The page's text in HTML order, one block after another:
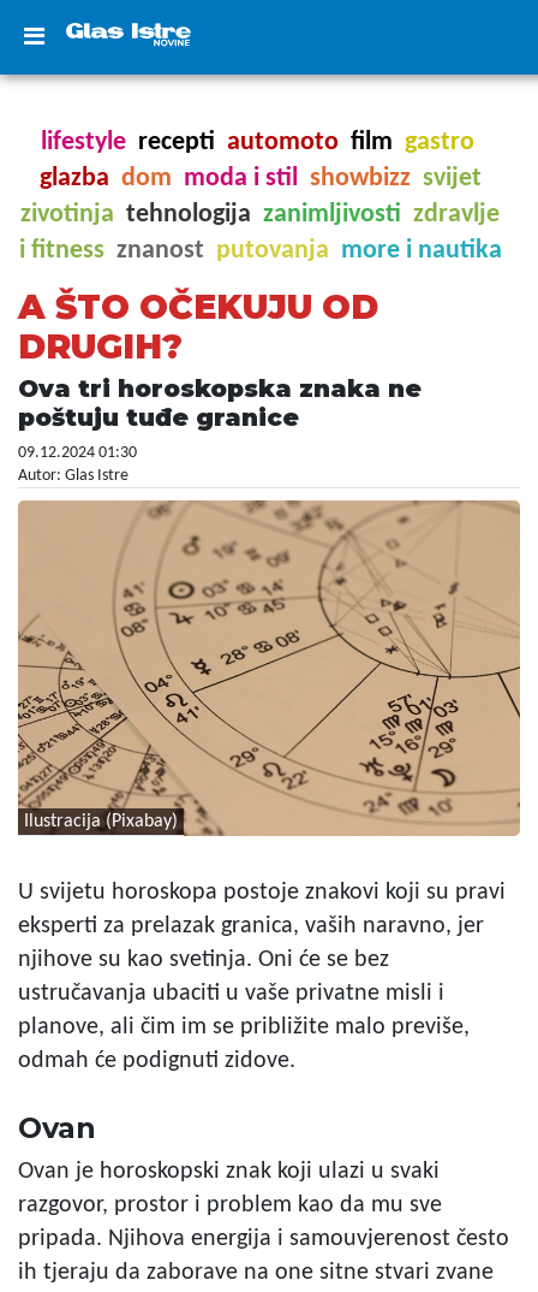
lifestyle recepti automoto film gastro
glazba dom moda i stil showbizz svijet
zivotinja tehnologija zanimljivosti zdravlje
i fitness znanost putovanja more i nautika
A ŠTO OČEKUJU OD
DRUGIH?
Ova tri horoskopska znaka ne
poštuju tuđe granice
09.12.2024 01:30
Autor: Glas Istre
Ilustracija (Pixabay)
U svijetu horoskopa postoje znakovi koji su pravi
eksperti za prelazak granica, vaših naravno, jer
njihove su kao svetinja. Oni će se bez
ustručavanja ubaciti u vaše privatne misli i
planove, ali čim im se približite malo previše,
odmah će podignuti zidove.
Ovan
Ovan je horoskopski znak koji ulazi u svaki
razgovor, prostor i problem kao da mu sve
pripada. Njihova energija i samouvjerenost često
ih tjeraju da zaborave na one sitne stvari zvane